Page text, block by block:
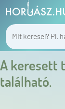
A keresett
található.